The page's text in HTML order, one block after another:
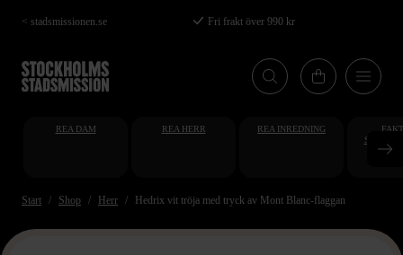
Hoppa
till
huvudinnehåll
< stadsmissionen.se Fri frakt över 990 kr
REA DAM REA HERR REA INREDNING
Start Shop Herr Hedrix vit tröja med tryck av Mont Blanc-flaggan